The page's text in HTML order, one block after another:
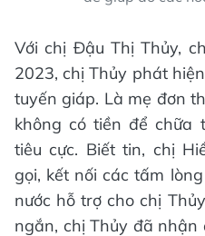
Với chị Đậu Thị Thủy,
2023, chị Thủy phát
tuyến giáp. Là mẹ đơn
không có tiền để chữa
tiêu cực. Biết tin, chị
gọi, kết nối các tấm
nước hỗ trợ cho chị
ngắn, chị Thủy đã